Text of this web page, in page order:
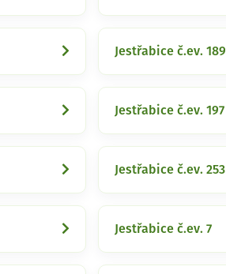
Jestřabice č.ev. 189
Jestřabice č.ev. 197
Jestřabice č.ev. 253
Jestřabice č.ev. 7